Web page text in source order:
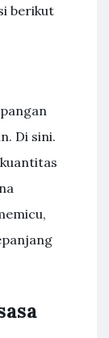
berikut
Di sini.